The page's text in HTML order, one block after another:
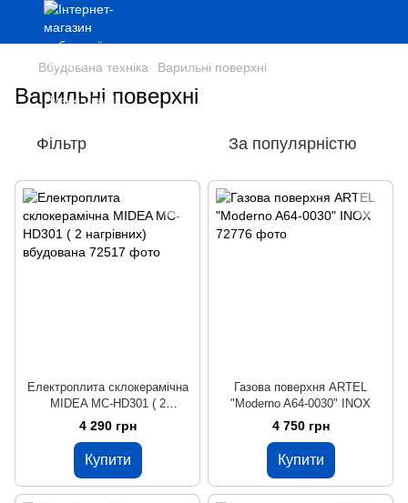
Вбудована техніка Варильні поверхні
Варильні поверхні
Фільтр За популярністю
Електроплита склокерамічна
MIDEA MC-HD301 ( 2
нагрівних) вбудована
4 290 грн
Купити
Газова поверхня ARTEL
"Moderno A64-0030" INOX
4 750 грн
Купити